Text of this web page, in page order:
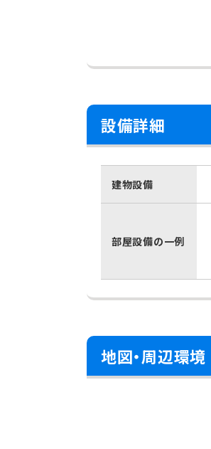
設備詳細
建物設備
部屋設備の一例
地図・周辺環境